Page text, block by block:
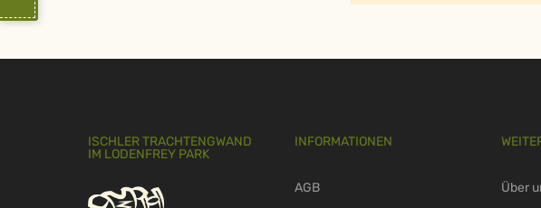
ISCHLER TRACHTENGWAND
IM LODENFREY PARK
INFORMATIONEN
AGB
Über